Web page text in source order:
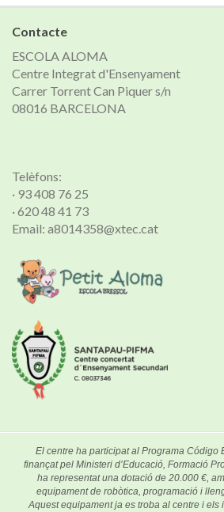
Contacte
ESCOLA ALOMA
Centre Integrat d'Ensenyament
Carrer Torrent Can Piquer s/n
08016 BARCELONA
Telèfons:
· 93 408 76 25
· 620 48 41 73
Email: a8014358@xtec.cat
El centre ha participat al Programa Código
finançat pel Ministeri d’Educació, Formació
ha representat una dotació de 20.000 €,
equipament de robòtica, programació i
Aquest equipament ja es troba al centre i els